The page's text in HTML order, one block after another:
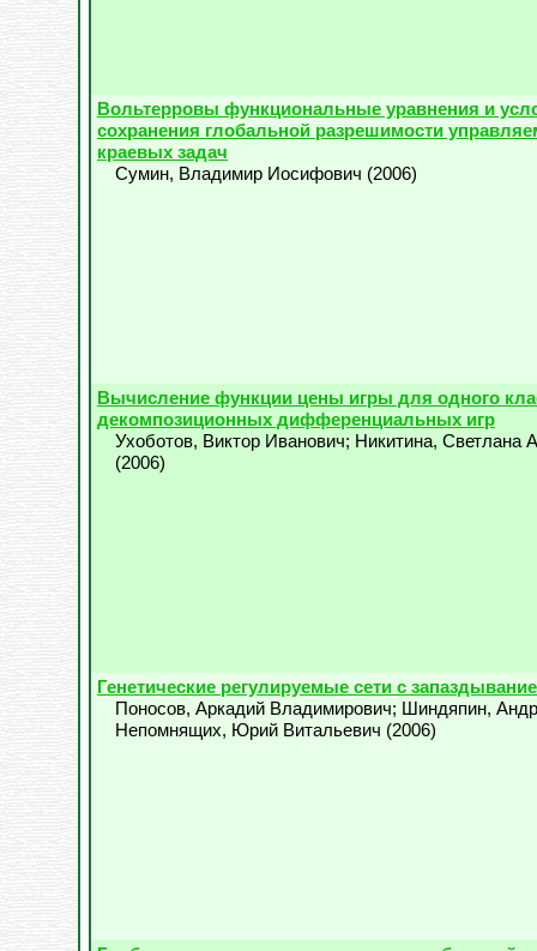
Вольтерровы функциональные уравнения и
сохранения глобальной разрешимости
краевых задач
Сумин, Владимир Иосифович (2006)
Вычисление функции цены игры для одного
декомпозиционных дифференциальных игр
Ухоботов, Виктор Иванович; Никитина, Светлана
(2006)
Генетические регулируемые сети с
Поносов, Аркадий Владимирович; Шиндяпин,
Непомнящих, Юрий Витальевич (2006)